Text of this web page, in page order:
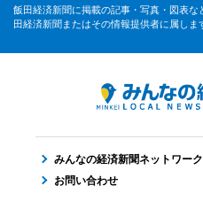
飯田経済新聞に掲載の記事・写真・図表
田経済新聞またはその情報提供者に属しま
みんなの経済新聞ネットワーク
お問い合わせ